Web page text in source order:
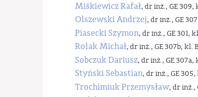
Miśkiewicz Rafał, dr inż., GE 309,
Olszewski Andrzej, dr inż., GE
Piasecki Szymon, dr inż., GE 301,
Rolak Michał, dr inż., GE 307b, kl.
Sobczuk Dariusz, dr inż., GE 307a,
Styński Sebastian, dr inż., GE 305,
Trochimiuk Przemysław, dr inż.,